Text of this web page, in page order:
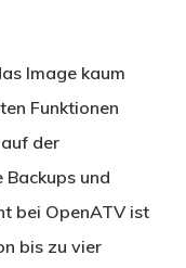
Image kaum
Funktionen
der
und
bei OpenATV ist
bis zu vier